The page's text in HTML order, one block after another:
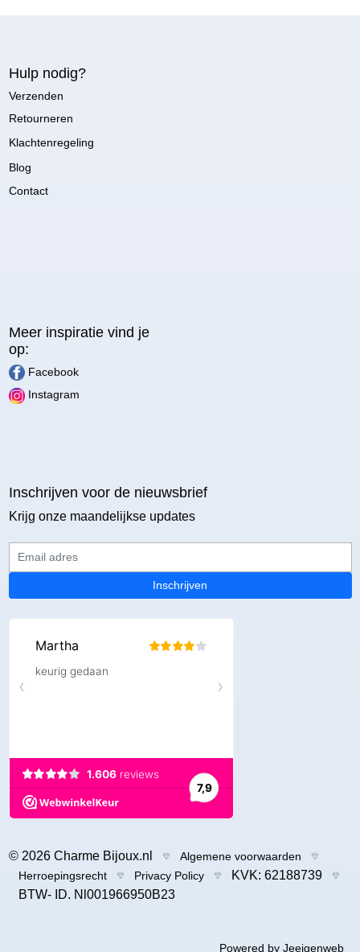
Hulp nodig?
Verzenden
Retourneren
Klachtenregeling
Blog
Contact
Meer inspiratie vind je
op:
Facebook
Instagram
Inschrijven voor de nieuwsbrief
Krijg onze maandelijkse updates
Inschrijven
© 2026 Charme Bijoux.nl
Algemene voorwaarden
Herroepingsrecht
Privacy Policy
KVK: 62188739
BTW- ID. Nl001966950B23
Powered by Jeeigenweb